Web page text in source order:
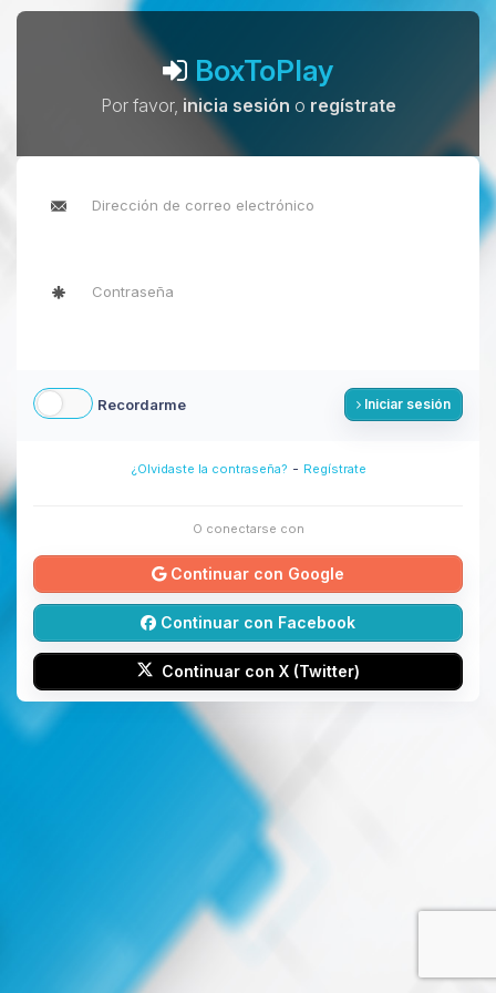
BoxToPlay
Por favor, inicia sesión o regístrate
Recordarme Iniciar sesión
¿Olvidaste la contraseña? - Regístrate
O conectarse con
Continuar con Google
Continuar con Facebook
Continuar con X (Twitter)